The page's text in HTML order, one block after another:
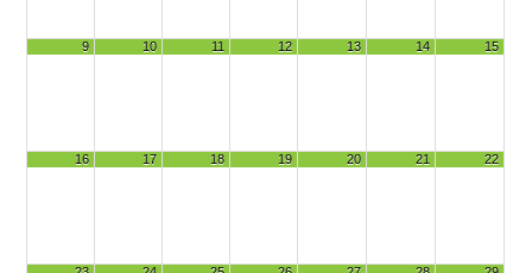
9 10 11 12 13 14 15
16 17 18 19 20 21 22